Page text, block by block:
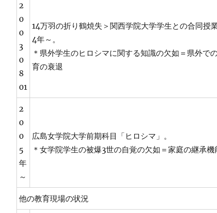
2
0
0
3
0
8
01
14万羽の折り鶴焼失＞関西学院大学学生との合同
4年～。
＊県外学生のヒロシマに関する知識の欠如＝県外で
育の衰退
2
0
0
5
年
～
広島女学院大学前期科目「ヒロシマ」。
＊女学院学生の被爆3世の自覚の欠如＝家庭の継承
他の教育現場の状況